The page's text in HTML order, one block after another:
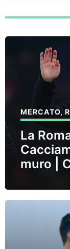
MERCATO,
La
muro |